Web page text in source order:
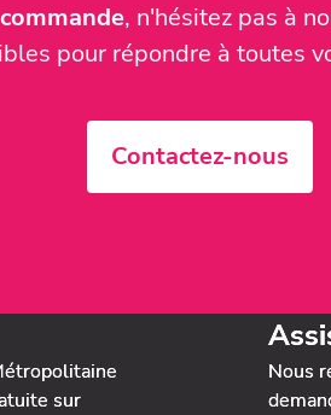
, n'hésitez pas à
pour répondre à toutes
Contactez-nous
sur
Nous